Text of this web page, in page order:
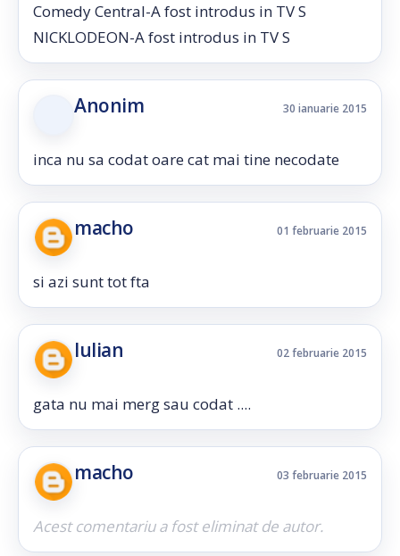
Comedy Central-A fost introdus in TV S
NICKLODEON-A fost introdus in TV S
Anonim 30 ianuarie 2015
inca nu sa codat oare cat mai tine necodate
macho 01 februarie 2015
si azi sunt tot fta
Iulian 02 februarie 2015
gata nu mai merg sau codat ....
macho 03 februarie 2015
Acest comentariu a fost eliminat de autor.